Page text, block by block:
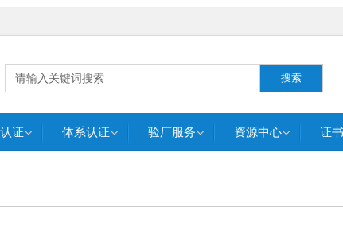
搜索
证 体系认证 验厂服务 资源中心 证